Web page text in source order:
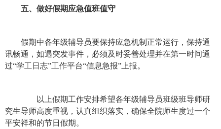
五、做好假期应急值班值守
假期中各年级辅导员要保持应急机制正常运行，保持通
讯畅通，如遇突发事件，必须及时妥善处理并在第一时间通
过“学工日志”工作平台“信息急报”上报。
以上假期工作安排希望各年级辅导员班级班导师研
究生导师高度重视，认真组织落实，确保全院师生度过一个
平安祥和的节日假期。